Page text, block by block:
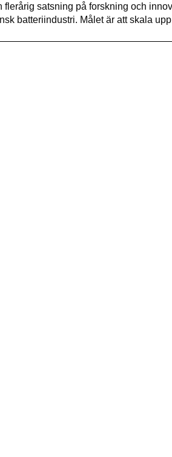
flerårig satsning på forskning och
batteriindustri. Målet är att skala